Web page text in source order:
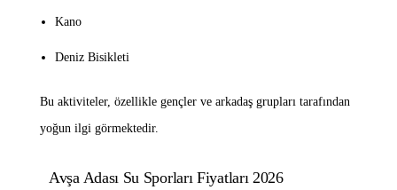
Kano
Deniz Bisikleti
Bu aktiviteler, özellikle gençler ve arkadaş grupları tarafından
yoğun ilgi görmektedir.
Avşa Adası Su Sporları Fiyatları 2026